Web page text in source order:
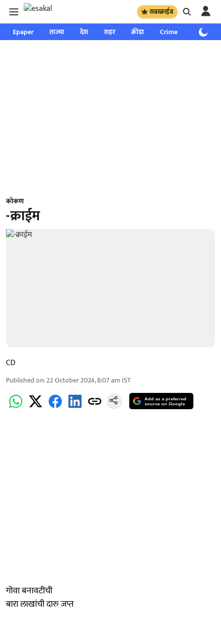
सबस्क्राईब
Epaper ताज्या देश शहर क्रीडा Crime साप्ताहिक
कोकण
-क्राईम
CD
Published on:22 October 2024, 8:07 am IST
Add as a preferred
source on Google
गोवा बनावटीची
बारा लाखांची दारु जप्त